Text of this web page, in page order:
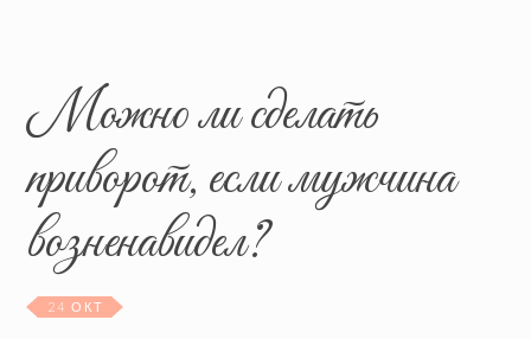
Можно ли сделать
приворот, если мужчина
возненавидел?
24 ОКТ